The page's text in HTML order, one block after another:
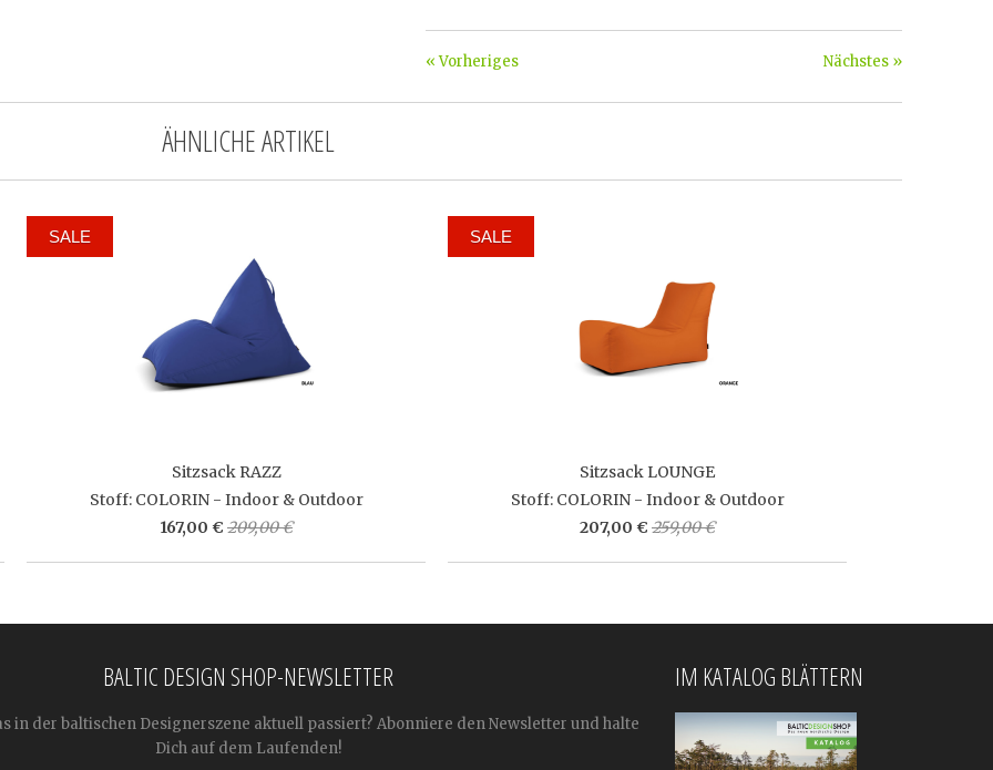
Nächstes »
« Vorheriges
ÄHNLICHE ARTIKEL
Sitzsack RAZZ
Stoff: COLORIN - Indoor & Outdoor
167,00 € 209,00 €
SALE
Sitzsack LOUNGE
Stoff: COLORIN - Indoor & Outdoor
207,00 € 259,00 €
SALE
BALTIC DESIGN SHOP-NEWSLETTER
in der baltischen Designerszene aktuell passiert? Abonniere den Newsletter und halte
Dich auf dem Laufenden!
IM KATALOG BLÄTTERN